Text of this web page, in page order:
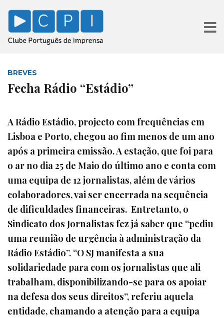
BREVES
Fecha Rádio “Estádio”
A Rádio Estádio, projecto com frequências em
Lisboa e Porto, chegou ao fim menos de um ano
após a primeira emissão. A estação, que foi para
o ar no dia 25 de Maio do último ano e conta com
uma equipa de 12 jornalistas, além de vários
colaboradores, vai ser encerrada na sequência
de dificuldades financeiras. Entretanto, o
Sindicato dos Jornalistas fez já saber que “pediu
uma reunião de urgência à administração da
Rádio Estádio”. “O SJ manifesta a sua
solidariedade para com os jornalistas que ali
trabalham, disponibilizando-se para os apoiar
na defesa dos seus direitos”, referiu aquela
entidade, chamando a atenção para a equipa